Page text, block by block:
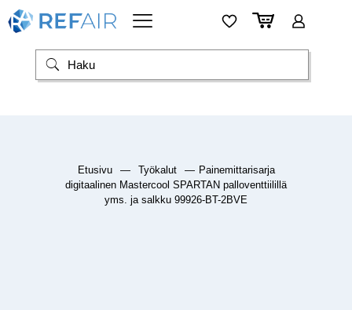
Etusivu — Työkalut — Painemittarisarja
digitaalinen Mastercool SPARTAN palloventtiilillä
yms. ja salkku 99926-BT-2BVE